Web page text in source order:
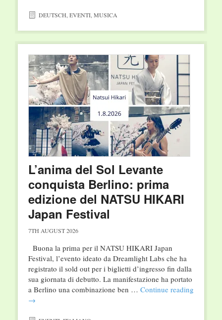
DEUTSCH,EVENTI,MUSICA
L’anima del Sol Levante
conquista Berlino: prima
edizione del NATSU HIKARI
Japan Festival
7TH AUGUST 2026
Buona la prima per il NATSU HIKARI Japan
Festival, l’evento ideato da Dreamlight Labs che ha
registrato il sold out per i biglietti d’ingresso fin dalla
sua giornata di debutto. La manifestazione ha portato
a Berlino una combinazione ben … Continue reading
→